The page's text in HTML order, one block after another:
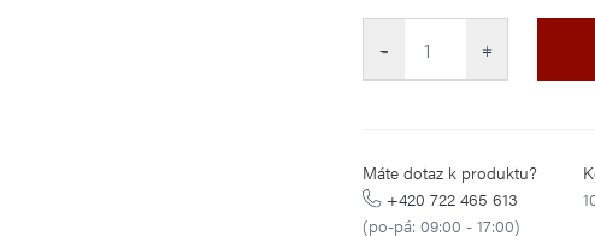
Měrná
cena:
+
−
Máte dotaz k produktu?
+420 722 465 613
(po-pá: 09:00 - 17:00)